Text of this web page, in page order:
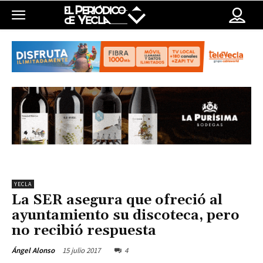
YECLA
La SER asegura que ofreció al
ayuntamiento su discoteca, pero
no recibió respuesta
Ángel Alonso 15 julio 2017 4